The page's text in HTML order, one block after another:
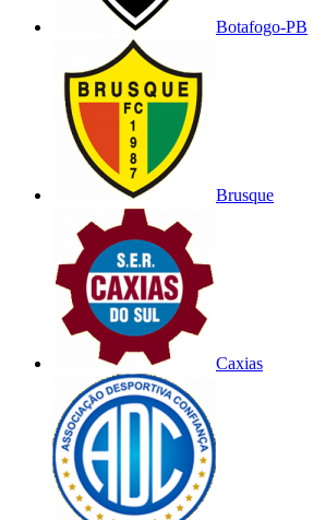
Botafogo-PB
Brusque
Caxias